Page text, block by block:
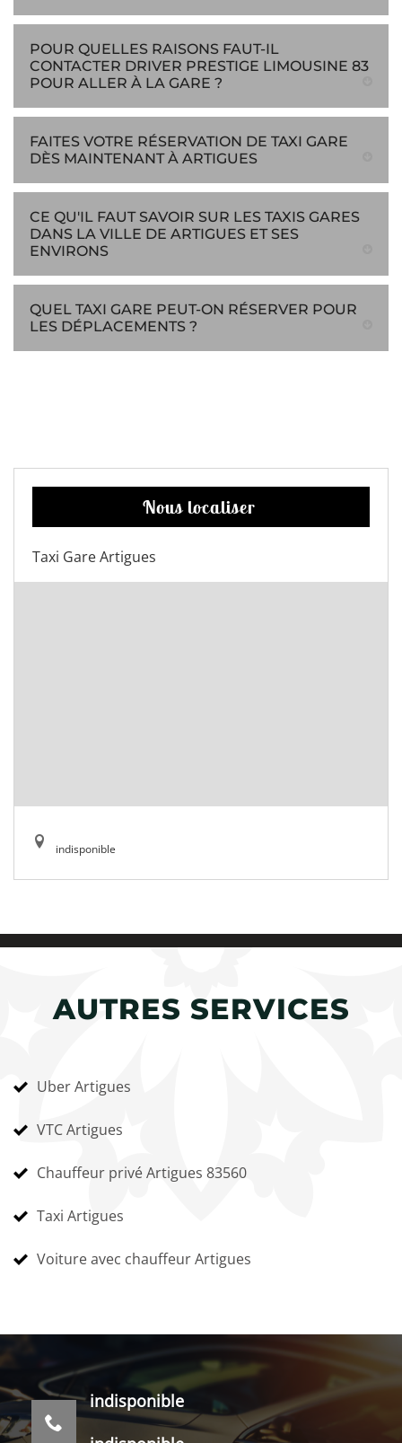
POUR QUELLES RAISONS FAUT-IL
CONTACTER DRIVER PRESTIGE LIMOUSINE 83
POUR ALLER À LA GARE ?
FAITES VOTRE RÉSERVATION DE TAXI GARE
DÈS MAINTENANT À ARTIGUES
CE QU'IL FAUT SAVOIR SUR LES TAXIS GARES
DANS LA VILLE DE ARTIGUES ET SES
ENVIRONS
QUEL TAXI GARE PEUT-ON RÉSERVER POUR
LES DÉPLACEMENTS ?
Nous localiser
Taxi Gare Artigues
indisponible
AUTRES SERVICES
Uber Artigues
VTC Artigues
Chauffeur privé Artigues 83560
Taxi Artigues
Voiture avec chauffeur Artigues
indisponible